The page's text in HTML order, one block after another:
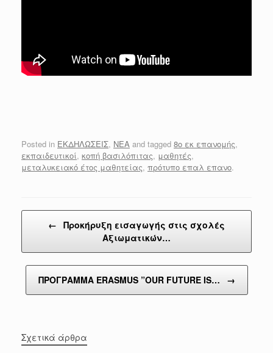
Posted in ΕΚΔΗΛΩΣΕΙΣ, ΝΕΑ and tagged 8ο εκ επανομής,
εκπαιδευτικοί, κοπή βασιλόπιτας, μαθητές,
μεταλυκειακό έτος μαθητείας, πρότυπο επαλ επανο.
Post navigation
← Προκήρυξη εισαγωγής στις σχολές
Αξιωματικών…
ΠΡΟΓΡΑΜΜΑ ERASMUS ”OUR FUTURE IS… →
Σχετικά άρθρα